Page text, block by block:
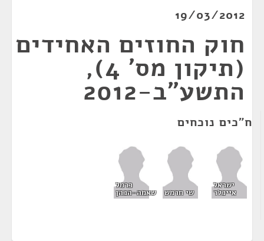
19/03/2012
חוק החוזים האחידים
(תיקון מס' 4),
התשע"ב-2012
ח"כים נוכחים
ישראל
אייכלר שי חרמש
כרמל
שאמה-הכהן